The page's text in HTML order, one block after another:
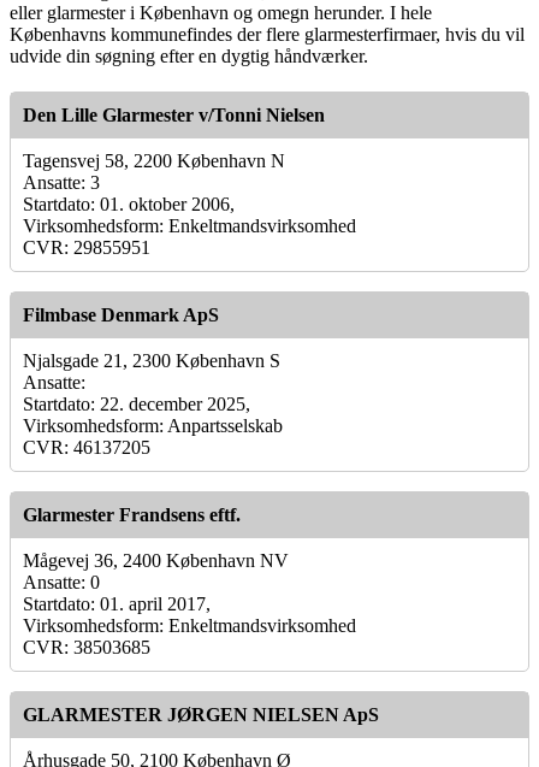
eller glarmester i København og omegn herunder. I hele
Københavns kommunefindes der flere glarmesterfirmaer, hvis du vil
udvide din søgning efter en dygtig håndværker.
Den Lille Glarmester v/Tonni Nielsen
Tagensvej 58, 2200 København N
Ansatte: 3
Startdato: 01. oktober 2006,
Virksomhedsform: Enkeltmandsvirksomhed
CVR: 29855951
Filmbase Denmark ApS
Njalsgade 21, 2300 København S
Ansatte:
Startdato: 22. december 2025,
Virksomhedsform: Anpartsselskab
CVR: 46137205
Glarmester Frandsens eftf.
Mågevej 36, 2400 København NV
Ansatte: 0
Startdato: 01. april 2017,
Virksomhedsform: Enkeltmandsvirksomhed
CVR: 38503685
GLARMESTER JØRGEN NIELSEN ApS
Århusgade 50, 2100 København Ø